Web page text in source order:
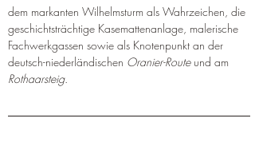
dem markanten Wilhelmsturm als Wahrzeichen, die
geschichtsträchtige Kasemattenanlage, malerische
Fachwerkgassen sowie als Knotenpunkt an der
deutsch-niederländischen Oranier-Route und am
Rothaarsteig.